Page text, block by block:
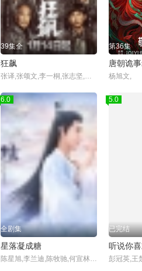
39集全
狂飙
第36集
唐朝诡
杨旭文,
6.0
全剧集
星落凝成糖
陈星旭,李兰迪,陈牧驰,何宣林,周历杰,秦天宇,丹增晋美,戴蕥琪,白妤霏,王丽娜,曹博,蒋潇林,陈思澈,夏铭浩,胡然,苑冉
听说你